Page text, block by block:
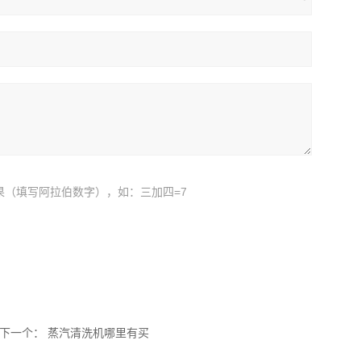
（填写阿拉伯数字），如：三加四=7
下一个： 蒸汽清洗机哪里有买